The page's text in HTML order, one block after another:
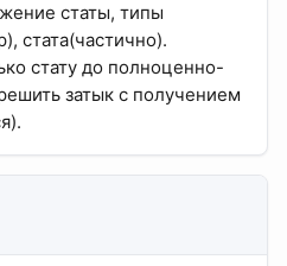
статы, типы
стата(частично).
стату до полноценно-
затык с получением